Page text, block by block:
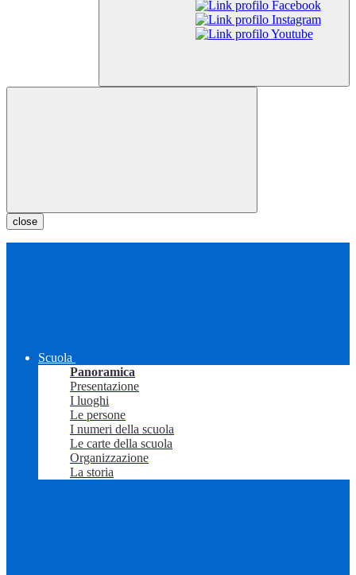
close
Scuola
Panoramica
Presentazione
I luoghi
Le persone
I numeri della scuola
Le carte della scuola
Organizzazione
La storia